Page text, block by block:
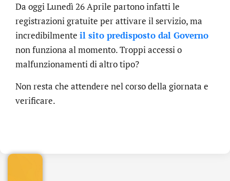
Da oggi Lunedì 26 Aprile partono infatti le
registrazioni gratuite per attivare il servizio, ma
incredibilmente il sito predisposto dal Governo
non funziona al momento. Troppi accessi o
malfunzionamenti di altro tipo?
Non resta che attendere nel corso della giornata e
verificare.